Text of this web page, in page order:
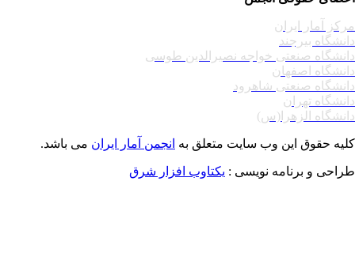
آمار ایران
بیرجند
صنعتی خواجه نصیرالدین طوسی
اصفهان
صنعتی شاهرود
تهران
الزهرا(س)
حقوق این وب سایت متعلق بهانجمن آمار ایرانمی باشد.
و برنامه نویسی : یکتاوب افزار شرق